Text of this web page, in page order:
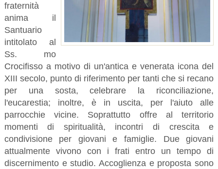
fraternità
anima il
Santuario
intitolato al
Ss. mo
Crocifisso a motivo di un'antica e venerata icona del
XIII secolo, punto di riferimento per tanti che si recano
per una sosta, celebrare la riconciliazione,
l'eucarestia; inoltre, è in uscita, per l'aiuto alle
parrocchie vicine. Soprattutto offre al territorio
momenti di spiritualità, incontri di crescita e
condivisione per giovani e famiglie. Due giovani
attualmente vivono con i frati entro un tempo di
discernimento e studio. Accoglienza e proposta sono